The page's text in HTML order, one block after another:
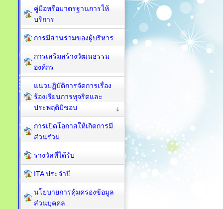
คู่มือหรือมาตรฐานการให้
บริการ
การมีส่วนร่วมของผู้บริหาร
การเสริมสร้างวัฒนธรรม
องค์กร
แนวปฏิบัติการจัดการเรื่อง
ร้องเรียนการทุจริตและ
ประพฤติมิชอบ
การเปิดโอกาสให้เกิดการมี
ส่วนร่วม
รางวัลที่ได้รับ
ITA ประจำปี
นโยบายการคุ้มครองข้อมูล
ส่วนบุคคล